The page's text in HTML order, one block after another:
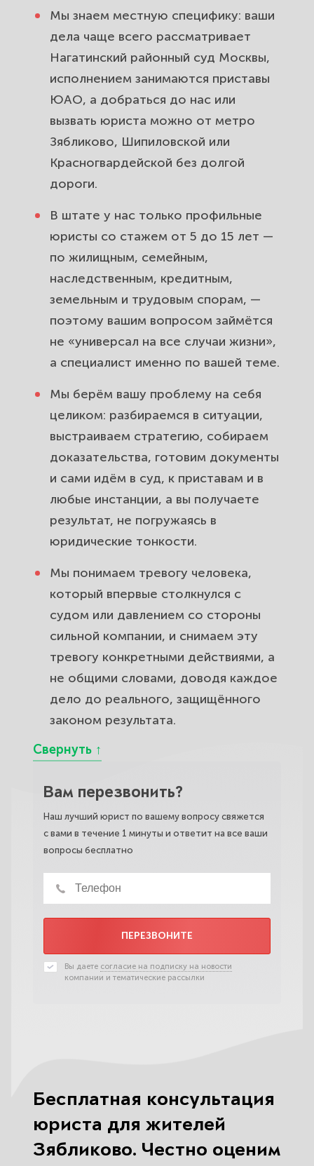
Споры с государством и
обжалование действий
чиновников и приставов в
Зябликово.
Выезд юриста по району
Зябликово и онлайн-
сопровождение. Поможем, не
выходя из дома.
Мы знаем местную специфику: ваши
дела чаще всего рассматривает
Нагатинский районный суд Москвы,
исполнением занимаются приставы
ЮАО, а добраться до нас или
вызвать юриста можно от метро
Зябликово, Шипиловской или
Красногвардейской без долгой
дороги.
В штате у нас только профильные
юристы со стажем от 5 до 15 лет —
по жилищным, семейным,
наследственным, кредитным,
земельным и трудовым спорам, —
поэтому вашим вопросом займётся
не «универсал на все случаи жизни»,
а специалист именно по вашей теме.
Мы берём вашу проблему на себя
целиком: разбираемся в ситуации,
выстраиваем стратегию, собираем
доказательства, готовим документы
и сами идём в суд, к приставам и в
любые инстанции, а вы получаете
результат, не погружаясь в
юридические тонкости.
Мы понимаем тревогу человека,
который впервые столкнулся с
судом или давлением со стороны
сильной компании, и снимаем эту
тревогу конкретными действиями, а
не общими словами, доводя каждое
дело до реального, защищённого
законом результата.
Вам перезвонить?
Наш лучший юрист по вашему вопросу свяжется
с вами в течение 1 минуты и ответит на все ваши
вопросы бесплатно
ПЕРЕЗВОНИТЕ
Вы даете согласие на подписку на новости
компании и тематические рассылки
Бесплатная консультация
юриста для жителей
Зябликово. Честно оценим